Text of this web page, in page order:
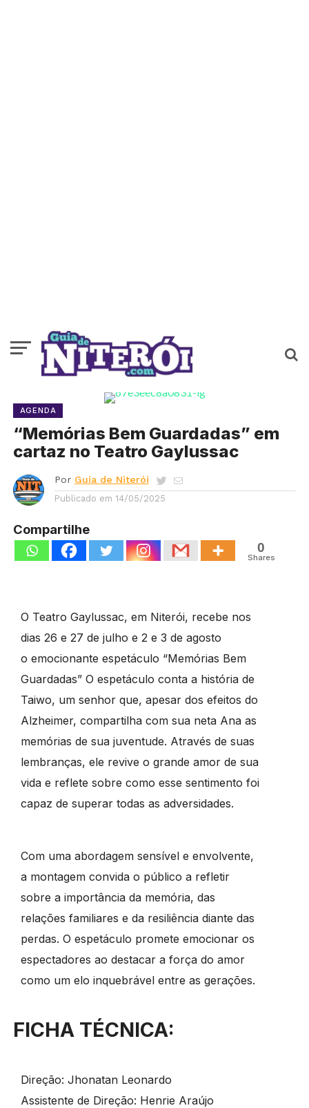
AGENDA
“Memórias Bem Guardadas” em
cartaz no Teatro Gaylussac
Por Guia de Niterói
Publicado em 14/05/2025
Compartilhe
0
Shares
O Teatro Gaylussac, em Niterói, recebe nos
dias 26 e 27 de julho e 2 e 3 de agosto
o emocionante espetáculo “Memórias Bem
Guardadas” O espetáculo conta a história de
Taiwo, um senhor que, apesar dos efeitos do
Alzheimer, compartilha com sua neta Ana as
memórias de sua juventude. Através de suas
lembranças, ele revive o grande amor de sua
vida e reflete sobre como esse sentimento foi
capaz de superar todas as adversidades.
Com uma abordagem sensível e envolvente,
a montagem convida o público a refletir
sobre a importância da memória, das
relações familiares e da resiliência diante das
perdas. O espetáculo promete emocionar os
espectadores ao destacar a força do amor
como um elo inquebrável entre as gerações.
FICHA TÉCNICA:
Direção: Jhonatan Leonardo
Assistente de Direção: Henrie Araújo